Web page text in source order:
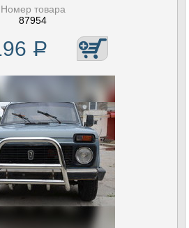
Номер товара
87954
Р